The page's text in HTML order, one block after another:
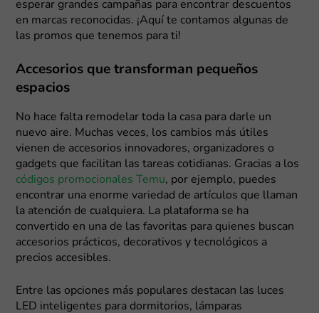
esperar grandes campañas para encontrar descuentos
en marcas reconocidas. ¡Aquí te contamos algunas de
las promos que tenemos para ti!
Accesorios que transforman pequeños
espacios
No hace falta remodelar toda la casa para darle un
nuevo aire. Muchas veces, los cambios más útiles
vienen de accesorios innovadores, organizadores o
gadgets que facilitan las tareas cotidianas. Gracias a los
códigos promocionales Temu, por ejemplo, puedes
encontrar una enorme variedad de artículos que llaman
la atención de cualquiera. La plataforma se ha
convertido en una de las favoritas para quienes buscan
accesorios prácticos, decorativos y tecnológicos a
precios accesibles.
Entre las opciones más populares destacan las luces
LED inteligentes para dormitorios, lámparas